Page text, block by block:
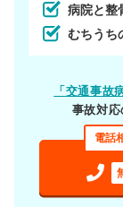
病院と整
むちうち
「交通事故
事故対応
電話